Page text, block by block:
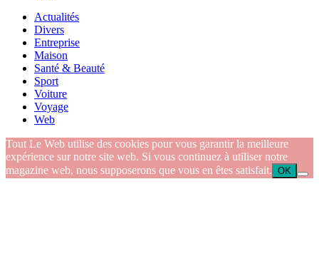
Actualités
Divers
Entreprise
Maison
Santé & Beauté
Sport
Voiture
Voyage
Web
Tout Le Web utilise des cookies pour vous garantir la meilleure
expérience sur notre site web. Si vous continuez à utiliser notre
magazine web, nous supposerons que vous en êtes satisfait. OK